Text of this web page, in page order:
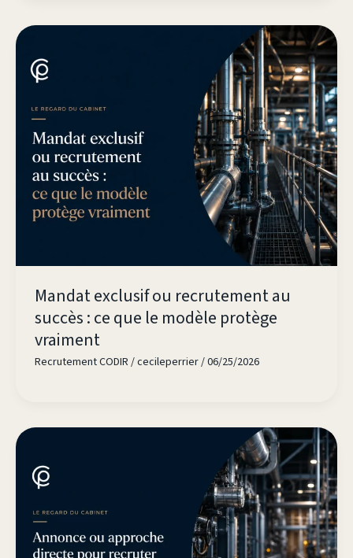
Mandat exclusif ou recrutement au
succès : ce que le modèle protège
vraiment
Recrutement CODIR /cecileperrier/06/25/2026